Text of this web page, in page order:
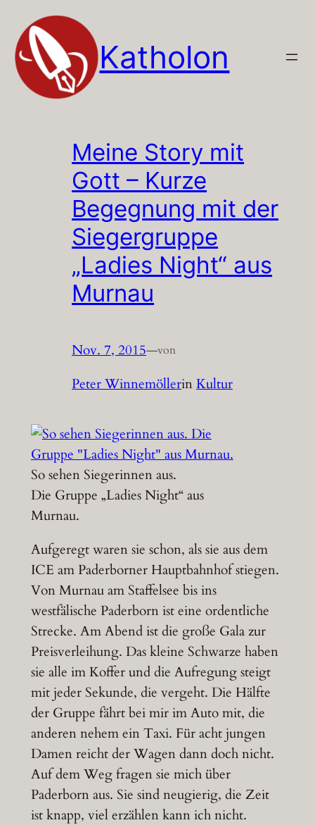
Inhalt
springen
Katholon
Meine Story mit
Gott – Kurze
Begegnung mit der
Siegergruppe
„Ladies Night“ aus
Murnau
Nov. 7, 2015—von
Peter WinnemöllerinKultur
So sehen Siegerinnen aus.
Die Gruppe „Ladies Night“ aus
Murnau.
Aufgeregt waren sie schon, als sie aus dem
ICE am Paderborner Hauptbahnhof stiegen.
Von Murnau am Staffelsee bis ins
westfälische Paderborn ist eine ordentliche
Strecke. Am Abend ist die große Gala zur
Preisverleihung. Das kleine Schwarze haben
sie alle im Koffer und die Aufregung steigt
mit jeder Sekunde, die vergeht. Die Hälfte
der Gruppe fährt bei mir im Auto mit, die
anderen nehem ein Taxi. Für acht jungen
Damen reicht der Wagen dann doch nicht.
Auf dem Weg fragen sie mich über
Paderborn aus. Sie sind neugierig, die Zeit
ist knapp, viel erzählen kann ich nicht.